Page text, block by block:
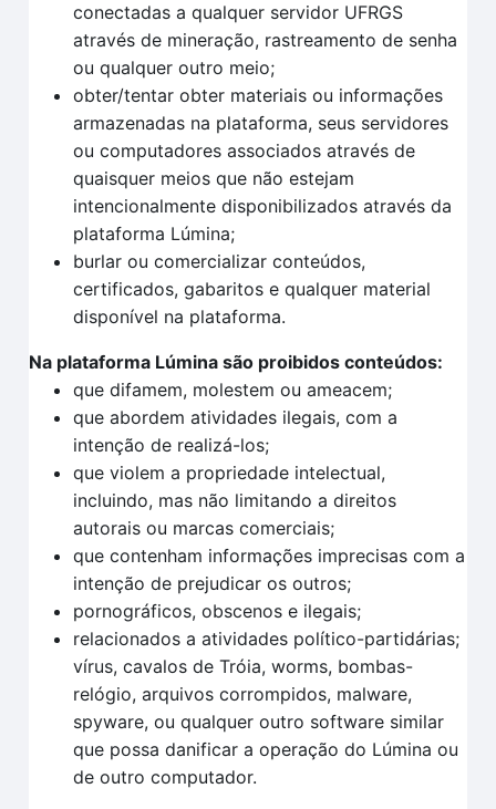
conectadas a qualquer servidor UFRGS
através de mineração, rastreamento de senha
ou qualquer outro meio;
obter/tentar obter materiais ou informações
armazenadas na plataforma, seus servidores
ou computadores associados através de
quaisquer meios que não estejam
intencionalmente disponibilizados através da
plataforma Lúmina;
burlar ou comercializar conteúdos,
certificados, gabaritos e qualquer material
disponível na plataforma.
Na plataforma Lúmina são proibidos conteúdos:
que difamem, molestem ou ameacem;
que abordem atividades ilegais, com a
intenção de realizá-los;
que violem a propriedade intelectual,
incluindo, mas não limitando a direitos
autorais ou marcas comerciais;
que contenham informações imprecisas com a
intenção de prejudicar os outros;
pornográficos, obscenos e ilegais;
relacionados a atividades político-partidárias;
vírus, cavalos de Tróia, worms, bombas-
relógio, arquivos corrompidos, malware,
spyware, ou qualquer outro software similar
que possa danificar a operação do Lúmina ou
de outro computador.